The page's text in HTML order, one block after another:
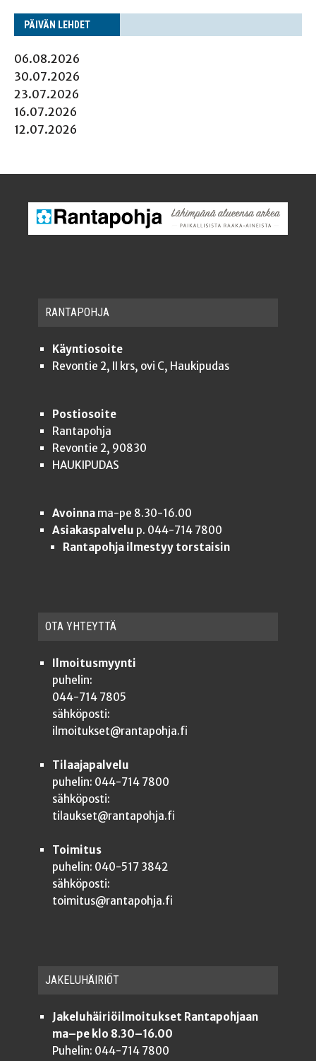
PÄI­VÄN LEHDET
06.08.2026
30.07.2026
23.07.2026
16.07.2026
12.07.2026
RAN­TA­POH­JA
Käyntiosoite
Revontie 2, II krs, ovi C, Haukipudas
Postiosoite
Rantapohja
Revontie 2, 90830
HAUKIPUDAS
Avoinnama-pe 8.30-16.00
Asiakaspalvelu p. 044-714 7800
Rantapohja ilmestyy torstaisin
OTA YHTEYT­TÄ
Ilmoitusmyynti
puhelin:
044-714 7805
sähköposti:
ilmoitukset@rantapohja.fi
Tilaajapalvelu
puhelin: 044-714 7800
sähköposti:
tilaukset@rantapohja.fi
Toimitus
puhelin: 040-517 3842
sähköposti:
toimitus@rantapohja.fi
JAKE­LU­HÄI­RIÖT
Jakeluhäiriöilmoitukset Rantapohjaan
ma–pe klo 8.30–16.00
Puhelin: 044-714 7800